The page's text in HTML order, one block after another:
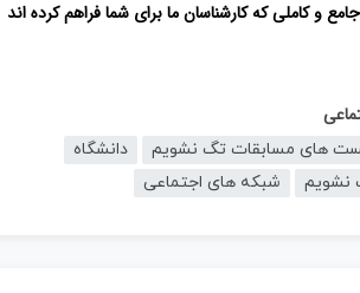
و کاملی که کارشناسان ما برای شما فراهم کرده اند
پست های مسابقات تگ نشویم
دانشگاه
نشویم شبکه های اجتماعی